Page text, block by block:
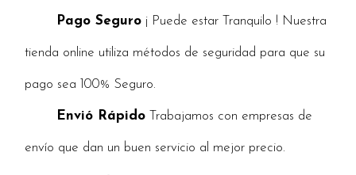
Pago Seguro ¡ Puede estar Tranquilo ! Nuestra
tienda online utiliza métodos de seguridad para que su
pago sea 100% Seguro.
Envió Rápido Trabajamos con empresas de
envío que dan un buen servicio al mejor precio.